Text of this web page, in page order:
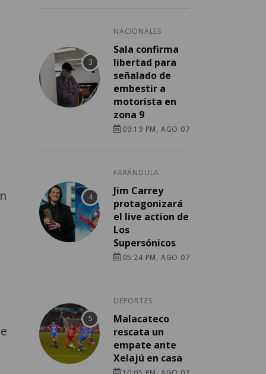
NACIONALES
Sala confirma
libertad para
señalado de
embestir a
motorista en
zona 9
09:19 PM, AGO 07
FARÁNDULA
Jim Carrey
protagonizará
el live action de
Los
Supersónicos
05:24 PM, AGO 07
DEPORTES
Malacateco
rescata un
empate ante
Xelajú en casa